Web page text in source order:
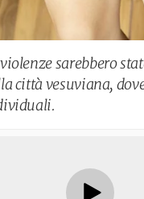
sarebbero
città vesuviana,